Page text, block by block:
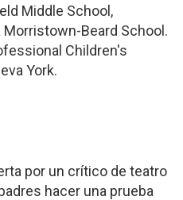
Middle School,
Beard School.
Children's
York.
por un crítico de teatro
hacer una prueba